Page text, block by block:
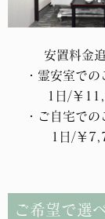
安置料金
・霊安室で
1日/￥
・ご自宅で
1日/￥
ご希望で選